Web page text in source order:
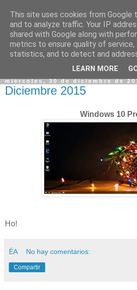
miércoles, 30 de diciembre de
Diciembre 2015
Windows 10
Ho!
ÉA No hay comentarios:
Compartir
This site uses cookies from Google
and to analyze traffic. Your IP
shared with Google along with
metrics to ensure quality of service,
statistics, and to detect and
LEARN MORE